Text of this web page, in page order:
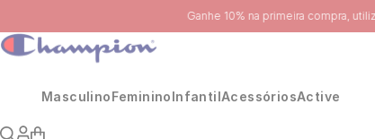
MasculinoFemininoInfantilAcessóriosActive